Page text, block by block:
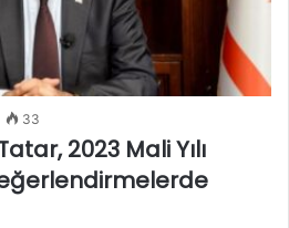
33
2023 Mali Yılı